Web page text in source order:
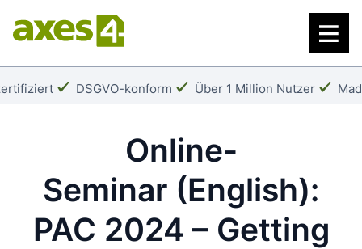
Zum
Hauptinhalt
Häkchen:
DSGVO-konform
Häkchen:
Über 1 Million Nutzer
Online-
Seminar (English):
PAC 2024 – Getting